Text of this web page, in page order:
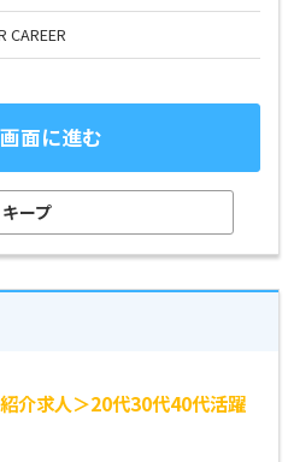
CAREER
面に進む
キープ
介求人＞20代30代40代活躍